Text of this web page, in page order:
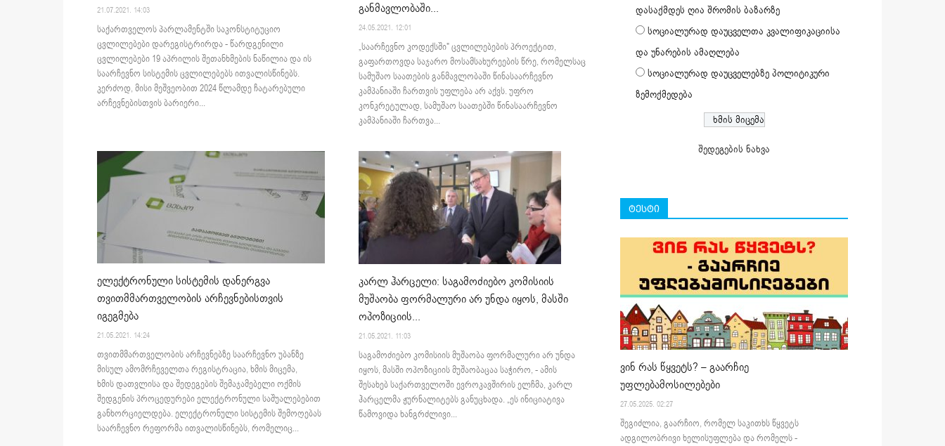
21.07.2021. 14:03
საქართველოს პარლამენტში საკონსტიტუციო
ცვლილებები დარეგისტრირდა - წარდგენილი
ცვლილებები 19 აპრილის შეთანხმების ნაწილია და ის
საარჩევნო სისტემის ცვლილებებს ითვალისწინებს.
კერძოდ, მისი მეშვეობით 2024 წლამდე ჩატარებული
არჩევნებისთვის ბარიერი...
განმავლობაში...
24.05.2021. 12:01
„საარჩევნო კოდექსში" ცვლილებების პროექტით,
გაფართოვდა საჯარო მოსამსახურეების წრე, რომელსაც
სამუშაო საათების განმავლობაში წინასაარჩევნო
კამპანიაში ჩართვის უფლება არ აქვს. უფრო
კონკრეტულად, სამუშაო საათებში წინასაარჩევნო
კამპანიაში ჩართვა...
ელექტრონული სისტემის დანერგვა
თვითმმართველობის არჩევნებისთვის
იგეგმება
21.05.2021. 14:24
თვითმმართველობის არჩევნებზე საარჩევნო უბანზე
მისულ ამომრჩეველთა რეგისტრაცია, ხმის მიცემა,
ხმის დათვლისა და შედეგების შემაჯამებელი ოქმის
შედგენის პროცედურები ელექტრონული საშუალებებით
განხორციელდება. ელექტრონული სისტემის შემოღებას
საარჩევნო რეფორმა ითვალისწინებს, რომელიც...
კარლ ჰარცელი: საგამოძიებო კომისიის
მუშაობა ფორმალური არ უნდა იყოს, მასში
ოპოზიციის...
21.05.2021. 11:03
საგამოძიებო კომისიის მუშაობა ფორმალური არ უნდა
იყოს, მასში ოპოზიციის მუშაობაცაა საჭირო, - ამის
შესახებ საქართველოში ევროკავშირის ელჩმა, კარლ
ჰარცელმა ჟურნალიტებს განუცხადა. „ეს ინიციატივა
წამოვიდა ხანგრძლივი...
დასაქმდეს ღია შრომის ბაზარზე
სოციალურად დაუცველთა კვალიფიკაციისა
და უნარების ამაღლება
სოციალურად დაუცველებზე პოლიტიკური
ზემოქმედება
შედეგების ნახვა
ტესტი
ვინ რას წყვეტს? – გაარჩიე
უფლებამოსილებები
27.05.2025. 02:27
შეგიძლია, გაარჩიო, რომელ საკითხს წყვეტს
ადგილობრივი ხელისუფლება და რომელს -